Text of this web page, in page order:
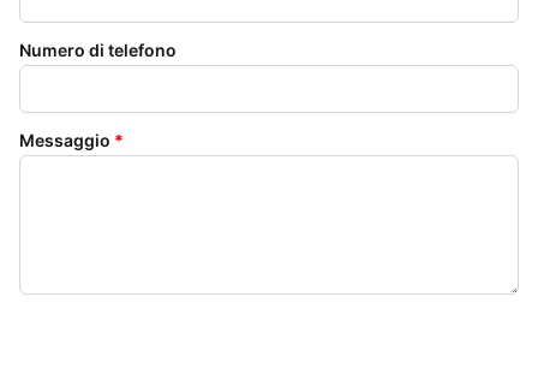
Numero di telefono
Messaggio *